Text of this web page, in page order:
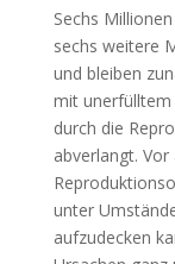
Sechs
sechs weitere
und bleiben
mit unerfülltem
durch die
abverlangt.
unter
aufzudecken